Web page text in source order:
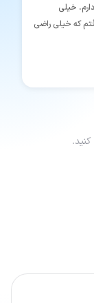
خیلی
که خیلی راضی